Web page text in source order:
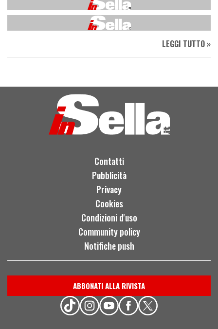
LEGGI TUTTO »
Contatti
Pubblicità
Privacy
Cookies
Condizioni d'uso
Community policy
Notifiche push
ABBONATI ALLA RIVISTA